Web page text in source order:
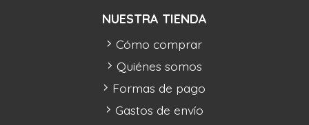
NUESTRA TIENDA
Cómo comprar
Quiénes somos
Formas de pago
Gastos de envío